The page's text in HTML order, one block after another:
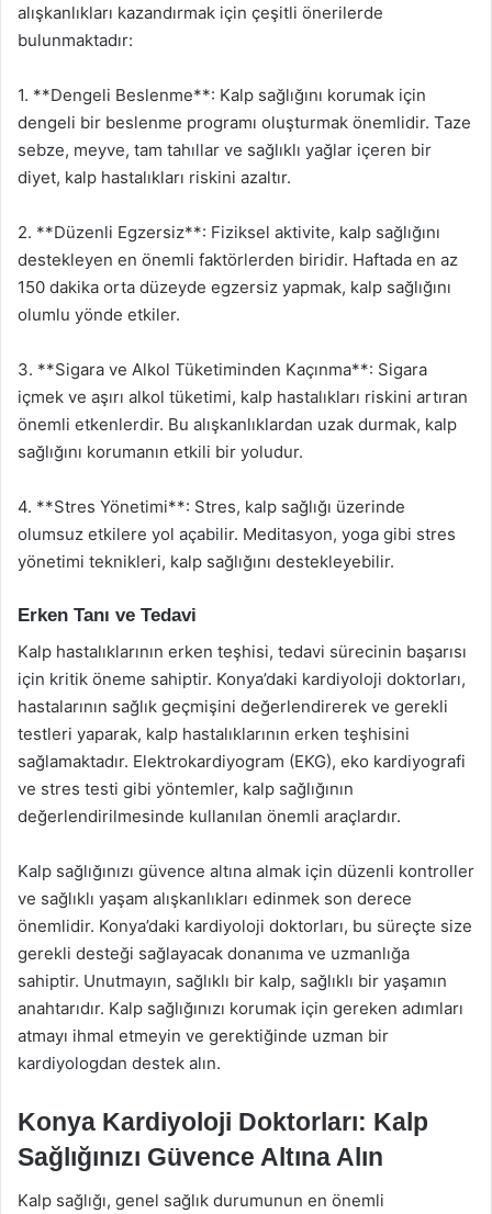
alışkanlıkları kazandırmak için çeşitli önerilerde
bulunmaktadır:
1. **Dengeli Beslenme**: Kalp sağlığını korumak için
dengeli bir beslenme programı oluşturmak önemlidir. Taze
sebze, meyve, tam tahıllar ve sağlıklı yağlar içeren bir
diyet, kalp hastalıkları riskini azaltır.
2. **Düzenli Egzersiz**: Fiziksel aktivite, kalp sağlığını
destekleyen en önemli faktörlerden biridir. Haftada en az
150 dakika orta düzeyde egzersiz yapmak, kalp sağlığını
olumlu yönde etkiler.
3. **Sigara ve Alkol Tüketiminden Kaçınma**: Sigara
içmek ve aşırı alkol tüketimi, kalp hastalıkları riskini artıran
önemli etkenlerdir. Bu alışkanlıklardan uzak durmak, kalp
sağlığını korumanın etkili bir yoludur.
4. **Stres Yönetimi**: Stres, kalp sağlığı üzerinde
olumsuz etkilere yol açabilir. Meditasyon, yoga gibi stres
yönetimi teknikleri, kalp sağlığını destekleyebilir.
Erken Tanı ve Tedavi
Kalp hastalıklarının erken teşhisi, tedavi sürecinin başarısı
için kritik öneme sahiptir. Konya’daki kardiyoloji doktorları,
hastalarının sağlık geçmişini değerlendirerek ve gerekli
testleri yaparak, kalp hastalıklarının erken teşhisini
sağlamaktadır. Elektrokardiyogram (EKG), eko kardiyografi
ve stres testi gibi yöntemler, kalp sağlığının
değerlendirilmesinde kullanılan önemli araçlardır.
Kalp sağlığınızı güvence altına almak için düzenli kontroller
ve sağlıklı yaşam alışkanlıkları edinmek son derece
önemlidir. Konya’daki kardiyoloji doktorları, bu süreçte size
gerekli desteği sağlayacak donanıma ve uzmanlığa
sahiptir. Unutmayın, sağlıklı bir kalp, sağlıklı bir yaşamın
anahtarıdır. Kalp sağlığınızı korumak için gereken adımları
atmayı ihmal etmeyin ve gerektiğinde uzman bir
kardiyologdan destek alın.
Konya Kardiyoloji Doktorları: Kalp
Sağlığınızı Güvence Altına Alın
Kalp sağlığı, genel sağlık durumunun en önemli